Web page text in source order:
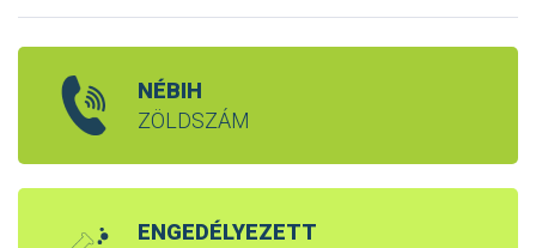
NÉBIH
ZÖLDSZÁM
ENGEDÉLYEZETT